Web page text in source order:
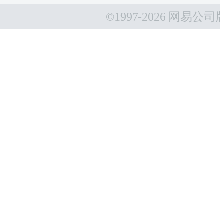
©1997-2026 网易公